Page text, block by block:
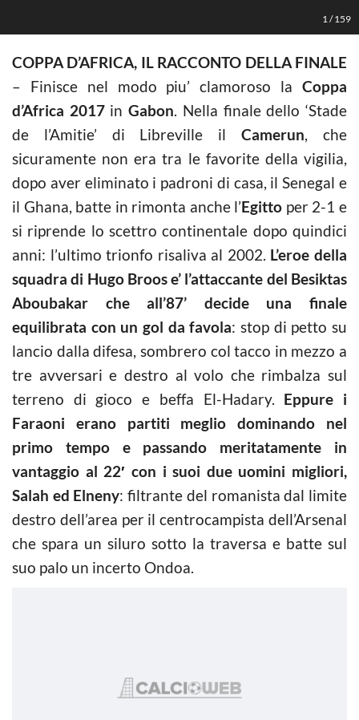
1 /159
COPPA D’AFRICA, IL RACCONTO DELLA FINALE
– Finisce nel modo piu’ clamoroso la Coppa
d’Africa 2017inGabon. Nella finale dello ‘Stade
de l’Amitie’ di Libreville ilCamerun, che
sicuramente non era tra le favorite della vigilia,
dopo aver eliminato i padroni di casa, il Senegal e
il Ghana, batte in rimonta anche l’Egitto per 2-1 e
si riprende lo scettro continentale dopo quindici
anni: l’ultimo trionfo risaliva al 2002. L’eroe della
squadra di Hugo Broos e’ l’attaccante del Besiktas
Aboubakar che all’87’ decide una finale
equilibrata con un gol da favola: stop di petto su
lancio dalla difesa, sombrero col tacco in mezzo a
tre avversari e destro al volo che rimbalza sul
terreno di gioco e beffa El-Hadary. Eppure i
Faraoni erano partiti meglio dominando nel
primo tempo e passando meritatamente in
vantaggio al 22′ con i suoi due uomini migliori,
Salah ed Elneny: filtrante del romanista dal limite
destro dell’area per il centrocampista dell’Arsenal
che spara un siluro sotto la traversa e batte sul
suo palo un incerto Ondoa.